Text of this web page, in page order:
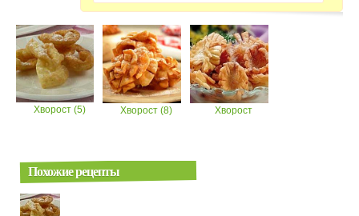
Хворост (5) Хворост (8) Хворост
Похожие рецепты